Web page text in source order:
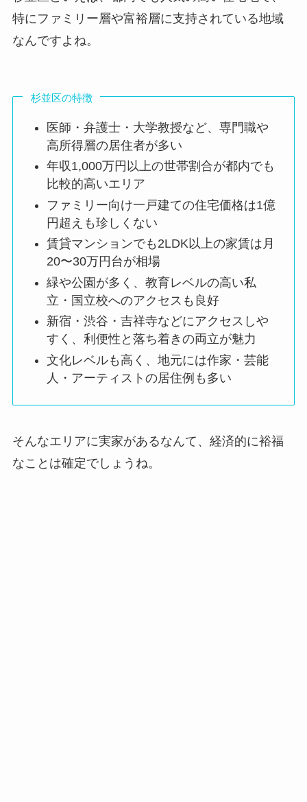
【2025最新】iznaメンバー人気順とダンス上手
ら家族構成まで徹底調査！
【2025最新】ENHYPENダンス上手い順と歌上
手い順！ヒスンがどちらも最強？
広末涼子の生い立ちまとめ！母親がおかしいと
言われる理由は？
【2025最新】BTSメンバー人気順国別比較！世
界ではVをジョングクが抜かした？
国もジェヒョンがトップ独占？
松田元太の実家金持ちエピソード7選！不動産
特にファミリー層や富裕層に支持されている地域
なんですよね。
杉並区の特徴
医師・弁護士・大学教授など、専門職や
高所得層の居住者が多い
年収1,000万円以上の世帯割合が都内でも
比較的高いエリア
ファミリー向け一戸建ての住宅価格は1億
円超えも珍しくない
賃貸マンションでも2LDK以上の家賃は月
20〜30万円台が相場
緑や公園が多く、教育レベルの高い私
立・国立校へのアクセスも良好
新宿・渋谷・吉祥寺などにアクセスしや
すく、利便性と落ち着きの両立が魅力
文化レベルも高く、地元には作家・芸能
人・アーティストの居住例も多い
そんなエリアに実家があるなんて、経済的に裕福
なことは確定でしょうね。